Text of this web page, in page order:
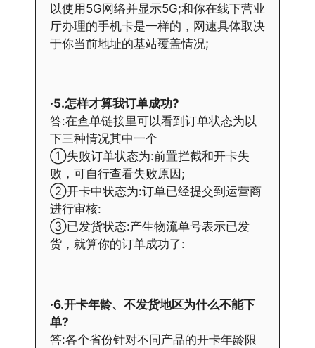
以使用5G网络并显示5G;和你在线下营业
厅办理的手机卡是一样的，网速具体取决
于你当前地址的基站覆盖情况;
·5.怎样才算我订单成功?
答:在查单链接里可以看到订单状态为以
下三种情况其中一个
①失败订单状态为:前置拦截和开卡失
败，可自行查看失败原因;
②开卡中状态为:订单已经提交到运营商
进行审核:
③已发货状态:产生物流单号表示已发
货，就算你的订单成功了:
·6.开卡年龄、不发货地区为什么不能下
单?
答:各个省份针对不同产品的开卡年龄限